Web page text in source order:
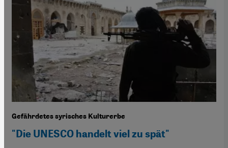
Gefährdetes syrisches Kulturerbe
"Die UNESCO handelt viel zu spät"